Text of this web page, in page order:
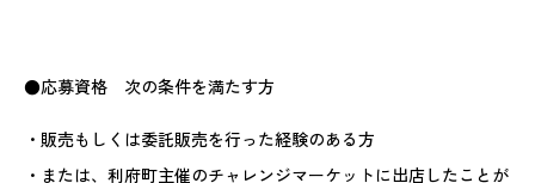
●応募資格 次の条件を満たす方
・販売もしくは委託販売を行った経験のある方
・または、利府町主催のチャレンジマーケットに出店したことが